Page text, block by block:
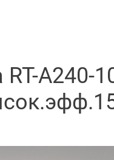
A240-